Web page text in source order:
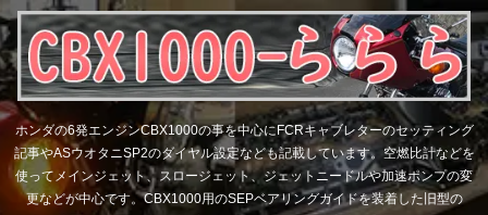
ホンダの6発エンジンCBX1000の事を中心にFCRキャブレターのセッティング
記事やASウオタニSP2のダイヤル設定なども記載しています。空燃比計などを
使ってメインジェット、スロージェット、ジェットニードルや加速ポンプの変
更などが中心です。CBX1000用のSEPベアリングガイドを装着した旧型の